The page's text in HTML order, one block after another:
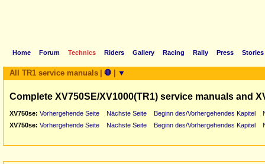
Home Forum Technics Riders Gallery Racing Rally Press Stories
All TR1 service manuals 🛑 ▼
Complete XV750SE/XV1000(TR1) service manuals and
XV750se: Vorhergehende Seite Nächste Seite Beginn des/Vorhergehendes Kapitel
XV750se: Vorhergehende Seite Nächste Seite Beginn des/Vorhergehendes Kapitel